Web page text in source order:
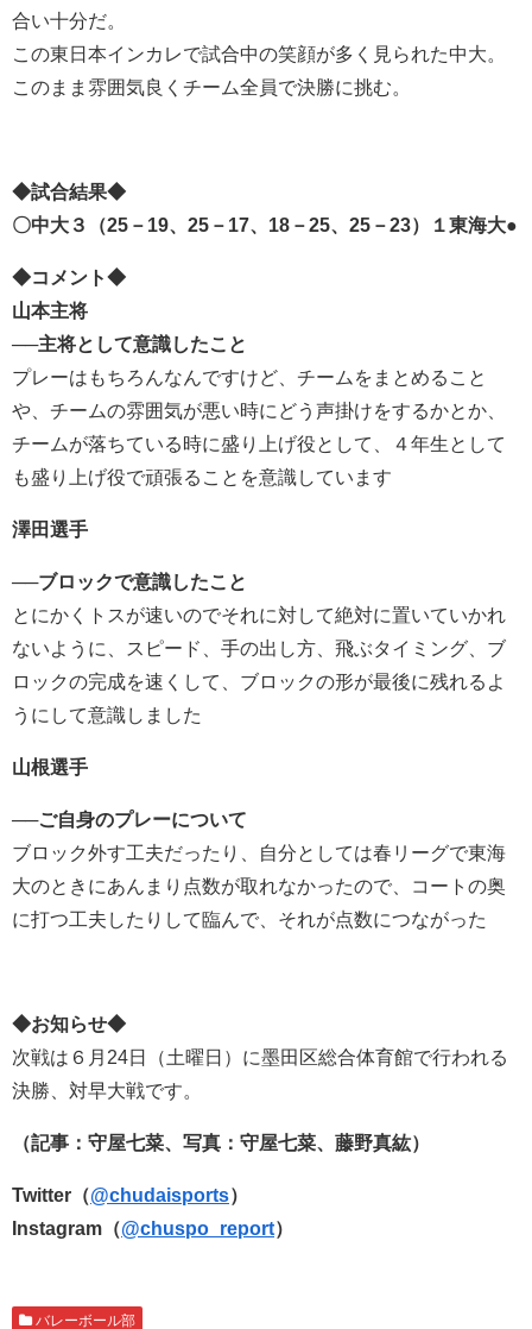
合い十分だ。
この東日本インカレで試合中の笑顔が多く見られた中大。
このまま雰囲気良くチーム全員で決勝に挑む。
◆試合結果◆
〇中大３（25－19、25－17、18－25、25－23）１東海大●
◆コメント◆
山本主将
──主将として意識したこと
プレーはもちろんなんですけど、チームをまとめること
や、チームの雰囲気が悪い時にどう声掛けをするかとか、
チームが落ちている時に盛り上げ役として、４年生として
も盛り上げ役で頑張ることを意識しています
澤田選手
──ブロックで意識したこと
とにかくトスが速いのでそれに対して絶対に置いていかれ
ないように、スピード、手の出し方、飛ぶタイミング、ブ
ロックの完成を速くして、ブロックの形が最後に残れるよ
うにして意識しました
山根選手
──ご自身のプレーについて
ブロック外す工夫だったり、自分としては春リーグで東海
大のときにあんまり点数が取れなかったので、コートの奥
に打つ工夫したりして臨んで、それが点数につながった
◆お知らせ◆
次戦は６月24日（土曜日）に墨田区総合体育館で行われる
決勝、対早大戦です。
（記事：守屋七菜、写真：守屋七菜、藤野真紘）
Twitter（@chudaisports）
Instagram（@chuspo_report）
バレーボール部